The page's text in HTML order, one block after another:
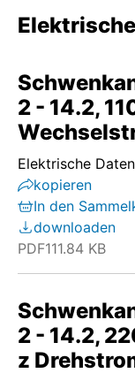
2 - 14.2,
Elektrische Daten
kopieren
In den
downloaden
PDF111.84 KB
2 - 14.2,
z